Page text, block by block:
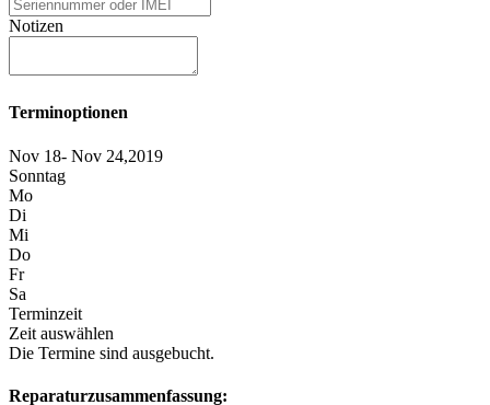
Notizen
Terminoptionen
Nov 18- Nov 24,2019
Sonntag
Mo
Di
Mi
Do
Fr
Sa
Terminzeit
Zeit auswählen
Die Termine sind ausgebucht.
Reparaturzusammenfassung: